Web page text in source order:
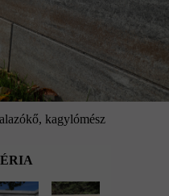
kagylómész